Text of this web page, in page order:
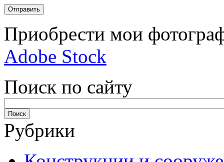
Приобрести мои
Adobe Stock
Поиск по сайту
Рубрики